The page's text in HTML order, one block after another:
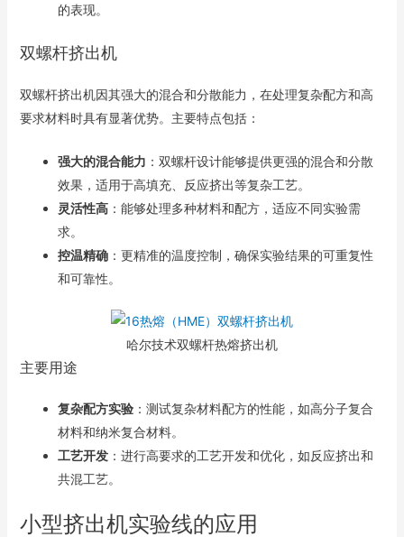
的表现。
双螺杆挤出机
双螺杆挤出机因其强大的混合和分散能力，在处理复杂配方和高
要求材料时具有显著优势。主要特点包括：
强大的混合能力 ：双螺杆设计能够提供更强的混合和分散
效果，适用于高填充、反应挤出等复杂工艺。
灵活性高：能够处理多种材料和配方，适应不同实验需
求。
控温精确：更精准的温度控制，确保实验结果的可重复性
和可靠性。
哈尔技术双螺杆热熔挤出机
主要用途
复杂配方实验：测试复杂材料配方的性能，如高分子复合
材料和纳米复合材料。
工艺开发：进行高要求的工艺开发和优化，如反应挤出和
共混工艺。
小型挤出机实验线的应用